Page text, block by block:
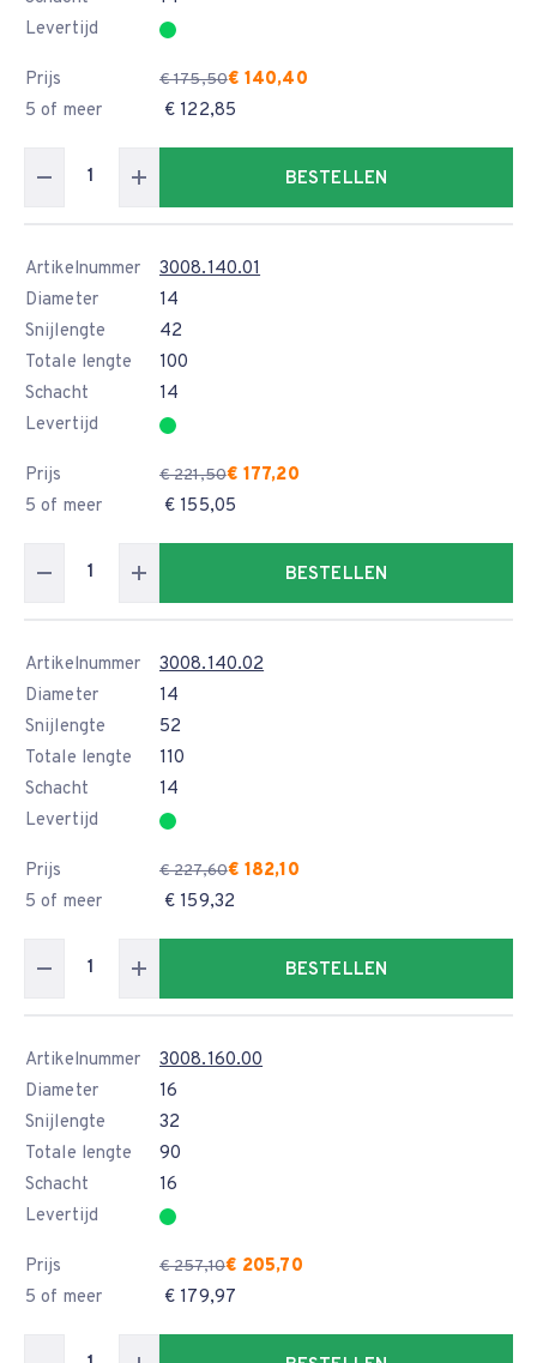
Levertijd
Prijs € 175,50€ 140,40
5 of meer
€ 122,85
BESTELLEN
Artikelnummer
3008.140.01
Diameter
14
Snijlengte
42
Totale lengte
100
Schacht
14
Levertijd
Prijs € 221,50€ 177,20
5 of meer
€ 155,05
BESTELLEN
Artikelnummer
3008.140.02
Diameter
14
Snijlengte
52
Totale lengte
110
Schacht
14
Levertijd
Prijs € 227,60€ 182,10
5 of meer
€ 159,32
BESTELLEN
Artikelnummer
3008.160.00
Diameter
16
Snijlengte
32
Totale lengte
90
Schacht
16
Levertijd
Prijs € 257,10€ 205,70
5 of meer
€ 179,97